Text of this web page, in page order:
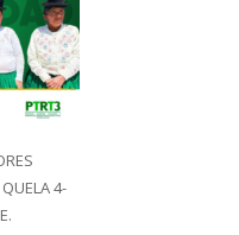
4-